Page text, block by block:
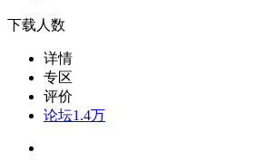
下载人数
详情
专区
评价
论坛1.4万